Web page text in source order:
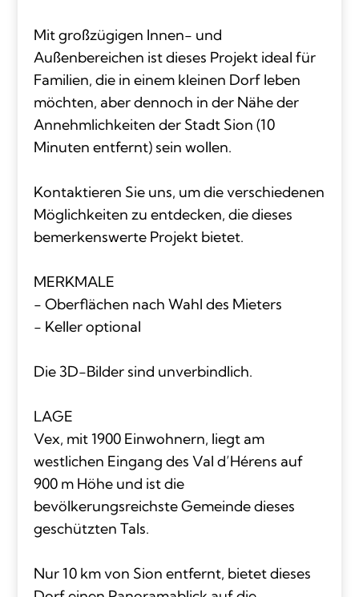
Mit großzügigen Innen- und
Außenbereichen ist dieses Projekt ideal für
Familien, die in einem kleinen Dorf leben
möchten, aber dennoch in der Nähe der
Annehmlichkeiten der Stadt Sion (10
Minuten entfernt) sein wollen.
Kontaktieren Sie uns, um die verschiedenen
Möglichkeiten zu entdecken, die dieses
bemerkenswerte Projekt bietet.
MERKMALE
- Oberflächen nach Wahl des Mieters
- Keller optional
Die 3D-Bilder sind unverbindlich.
LAGE
Vex, mit 1900 Einwohnern, liegt am
westlichen Eingang des Val d’Hérens auf
900 m Höhe und ist die
bevölkerungsreichste Gemeinde dieses
geschützten Tals.
Nur 10 km von Sion entfernt, bietet dieses